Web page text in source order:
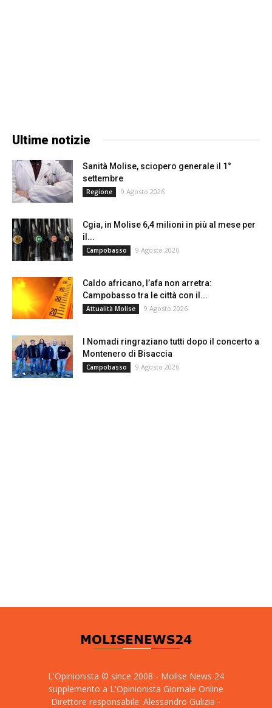
Ultime notizie
Sanità Molise, sciopero generale il 1°
settembre
Regione 9 Agosto 2026
Cgia, in Molise 6,4 milioni in più al mese per
il...
Campobasso 9 Agosto 2026
Caldo africano, l’afa non arretra:
Campobasso tra le città con il...
Attualità Molise 9 Agosto 2026
I Nomadi ringraziano tutti dopo il concerto a
Montenero di Bisaccia
Campobasso 9 Agosto 2026
L'Opinionista © since 2008 - Molise News 24
supplemento a L'Opinionista Giornale Online
Direttore responsabile: Alessandro Gulizia -